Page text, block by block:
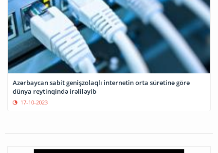
Azərbaycan sabit genişzolaqlı internetin orta sürətinə görə
dünya reytinqində irəliləyib
17-10-2023